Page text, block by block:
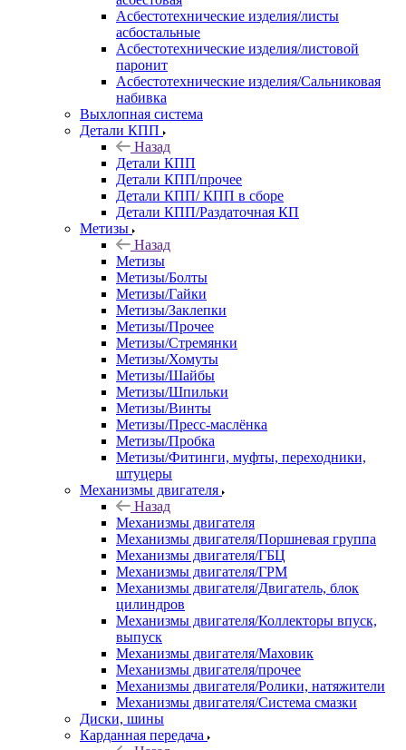
Асбестотехнические изделия/листы
асбостальные
Асбестотехнические изделия/листовой
паронит
Асбестотехнические изделия/Сальниковая
набивка
Выхлопная система
Детали КПП
Назад
Детали КПП
Детали КПП/прочее
Детали КПП/ КПП в сборе
Детали КПП/Раздаточная КП
Метизы
Назад
Метизы
Метизы/Болты
Метизы/Гайки
Метизы/Заклепки
Метизы/Прочее
Метизы/Стремянки
Метизы/Хомуты
Метизы/Шайбы
Метизы/Шпильки
Метизы/Винты
Метизы/Пресс-маслёнка
Метизы/Пробка
Метизы/Фитинги, муфты, переходники,
штуцеры
Механизмы двигателя
Назад
Механизмы двигателя
Механизмы двигателя/Поршневая группа
Механизмы двигателя/ГБЦ
Механизмы двигателя/ГРМ
Механизмы двигателя/Двигатель, блок
цилиндров
Механизмы двигателя/Коллекторы впуск,
выпуск
Механизмы двигателя/Маховик
Механизмы двигателя/прочее
Механизмы двигателя/Ролики, натяжители
Механизмы двигателя/Система смазки
Диски, шины
Карданная передача